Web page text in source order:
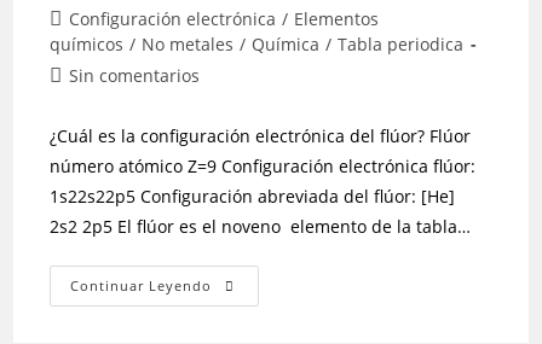
Configuración electrónica / Elementos
químicos / No metales / Química / Tabla periodica
Sin comentarios
¿Cuál es la configuración electrónica del flúor? Flúor
número atómico Z=9 Configuración electrónica flúor:
1s22s22p5 Configuración abreviada del flúor: [He]
2s2 2p5 El flúor es el noveno elemento de la tabla…
Continuar Leyendo